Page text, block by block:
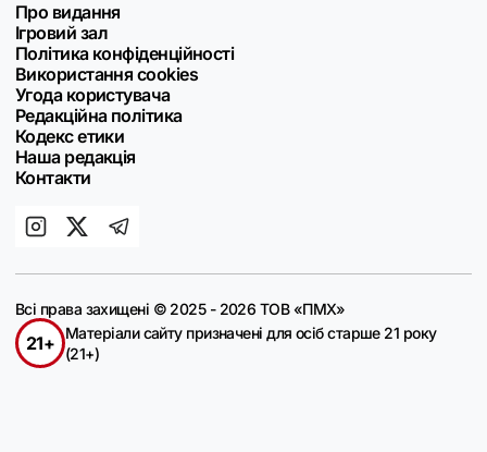
Про видання
Ігровий зал
Політика конфіденційності
Використання cookies
Угода користувача
Редакційна політика
Кодекс етики
Наша редакція
Контакти
Всі права захищені © 2025 - 2026 ТОВ «ПМХ»
21+
Матеріали сайту призначені для осіб старше 21 року
(21+)